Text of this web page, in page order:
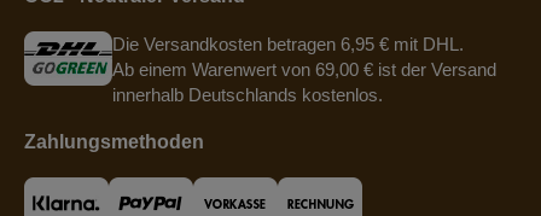
Die Versandkosten betragen 6,95 € mit DHL.
Ab einem Warenwert von 69,00 € ist der Versand
innerhalb Deutschlands kostenlos.
Zahlungsmethoden